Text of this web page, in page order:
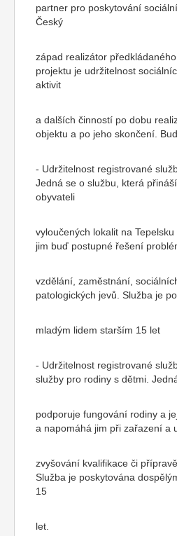
partner pro poskytování
Český
západ realizátor
projektu je udržitelnost
aktivit
a dalších činností po dobu
objektu a po jeho skončení.
- Udržitelnost registrované
Jedná se o službu, která
obyvateli
vyloučených lokalit na
jim buď postupné řešení
vzdělání, zaměstnání,
patologických jevů. Služba je
mladým lidem starším 15 let
- Udržitelnost registrované
služby pro rodiny s dětmi.
podporuje fungování rodiny a
a napomáhá jim při zařazení a
zvyšování kvalifikace či
Služba je poskytována
15
let.